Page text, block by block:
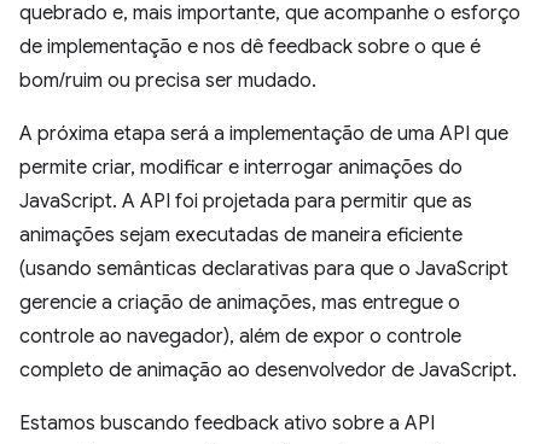
quebrado e, mais importante, que acompanhe o esforço
de implementação e nos dê feedback sobre o que é
bom/ruim ou precisa ser mudado.
A próxima etapa será a implementação de uma API que
permite criar, modificar e interrogar animações do
JavaScript. A API foi projetada para permitir que as
animações sejam executadas de maneira eficiente
(usando semânticas declarativas para que o JavaScript
gerencie a criação de animações, mas entregue o
controle ao navegador), além de expor o controle
completo de animação ao desenvolvedor de JavaScript.
Estamos buscando feedback ativo sobre a API